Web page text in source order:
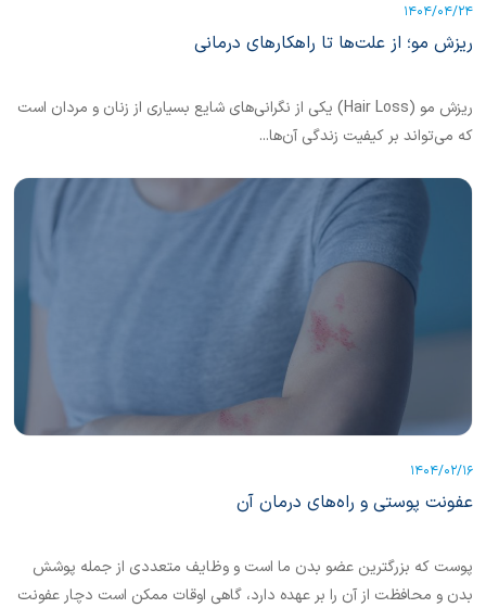
1404/04/24
ریزش مو؛ از علت‌ها تا راهکارهای درمانی
ریزش مو (Hair Loss) یکی از نگرانی‌های شایع بسیاری از زنان و مردان است
که می‌تواند بر کیفیت زندگی آن‌ها...
1404/02/16
عفونت‌ پوستی و راه‌های درمان آن
پوست که بزرگترین عضو بدن ما است و وظایف متعددی از جمله پوشش
بدن و محافظت از آن را بر عهده دارد، گاهی اوقات ممکن است دچار عفونت